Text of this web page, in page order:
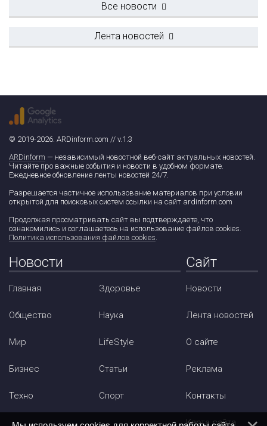
Все новости
Лента новостей
© 2019-2026. ARDinform.com // v.1.3
ARDinform — независимый новостной веб-сайт актуальных новостей.
Читайте про важные события и новости в удобном формате.
Ежедневное обновление ленты новостей 24/7.
Разрешается частичное использование материалов при условии
открытой для поисковых систем ссылки на сайт ardinform.com
Продолжая просматривать сайт вы подтверждаете, что
ознакомились и соглашаетесь на использование файлов cookies.
Политика использования файлов cookies.
Новости
Главная
Общество
Мир
Бизнес
Техно
Здоровье
Наука
LifeStyle
Статьи
Спорт
Сайт
Новости
Лента новостей
О сайте
Реклама
Контакты
Карта сайта